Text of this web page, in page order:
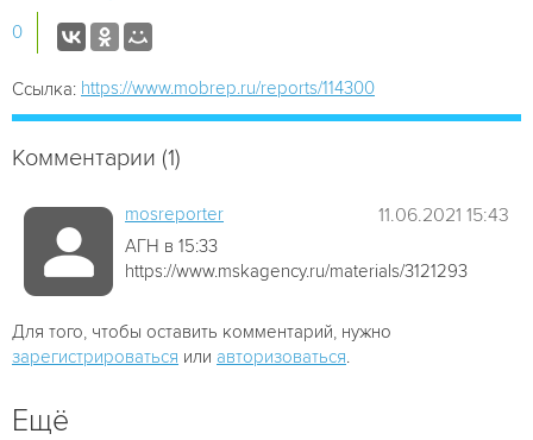
0
Ссылка: https://www.mobrep.ru/reports/114300
Комментарии (1)
mosreporter 11.06.2021 15:43
АГН в 15:33
https://www.mskagency.ru/materials/3121293
Для того, чтобы оставить комментарий, нужно
зарегистрироваться или авторизоваться
Ещё